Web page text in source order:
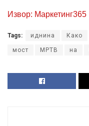
Извор: Маркетинг365
Tags: иднина Како
мост МРТВ на